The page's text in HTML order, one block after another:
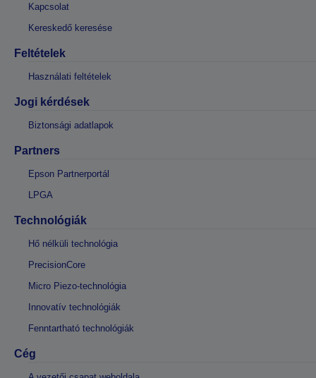
Kapcsolat
Kereskedő keresése
Feltételek
Használati feltételek
Jogi kérdések
Biztonsági adatlapok
Partners
Epson Partnerportál
LPGA
Technológiák
Hő nélküli technológia
PrecisionCore
Micro Piezo-technológia
Innovatív technológiák
Fenntartható technológiák
Cég